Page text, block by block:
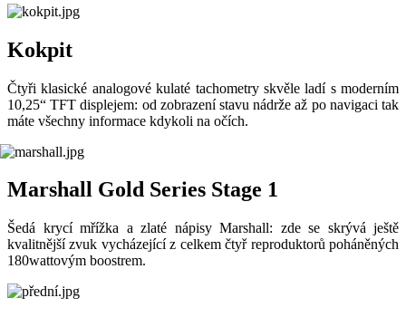
Kokpit
Čtyři klasické analogové kulaté tachometry skvěle ladí s moderním
10,25“ TFT displejem: od zobrazení stavu nádrže až po navigaci tak
máte všechny informace kdykoli na očích.
Marshall Gold Series Stage 1
Šedá krycí mřížka a zlaté nápisy Marshall: zde se skrývá ještě
kvalitnější zvuk vycházející z celkem čtyř reproduktorů poháněných
180wattovým boostrem.